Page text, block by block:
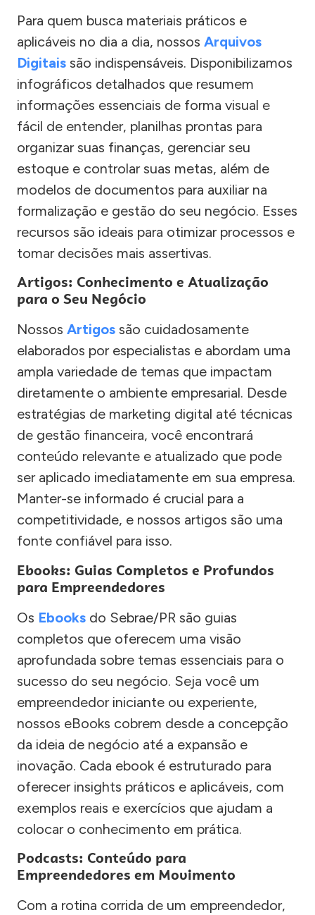
Para quem busca materiais práticos e
aplicáveis no dia a dia, nossos Arquivos
Digitais são indispensáveis. Disponibilizamos
infográficos detalhados que resumem
informações essenciais de forma visual e
fácil de entender, planilhas prontas para
organizar suas finanças, gerenciar seu
estoque e controlar suas metas, além de
modelos de documentos para auxiliar na
formalização e gestão do seu negócio. Esses
recursos são ideais para otimizar processos e
tomar decisões mais assertivas.
Artigos: Conhecimento e Atualização
para o Seu Negócio
Nossos Artigos são cuidadosamente
elaborados por especialistas e abordam uma
ampla variedade de temas que impactam
diretamente o ambiente empresarial. Desde
estratégias de marketing digital até técnicas
de gestão financeira, você encontrará
conteúdo relevante e atualizado que pode
ser aplicado imediatamente em sua empresa.
Manter-se informado é crucial para a
competitividade, e nossos artigos são uma
fonte confiável para isso.
Ebooks: Guias Completos e Profundos
para Empreendedores
Os Ebooks do Sebrae/PR são guias
completos que oferecem uma visão
aprofundada sobre temas essenciais para o
sucesso do seu negócio. Seja você um
empreendedor iniciante ou experiente,
nossos eBooks cobrem desde a concepção
da ideia de negócio até a expansão e
inovação. Cada ebook é estruturado para
oferecer insights práticos e aplicáveis, com
exemplos reais e exercícios que ajudam a
colocar o conhecimento em prática.
Podcasts: Conteúdo para
Empreendedores em Movimento
Com a rotina corrida de um empreendedor,